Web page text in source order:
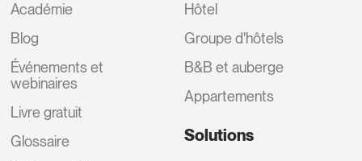
Académie
Blog
Événements et
webinaires
Livre gratuit
Glossaire
Hôtel
Groupe d'hôtels
B&B et auberge
Appartements
Solutions